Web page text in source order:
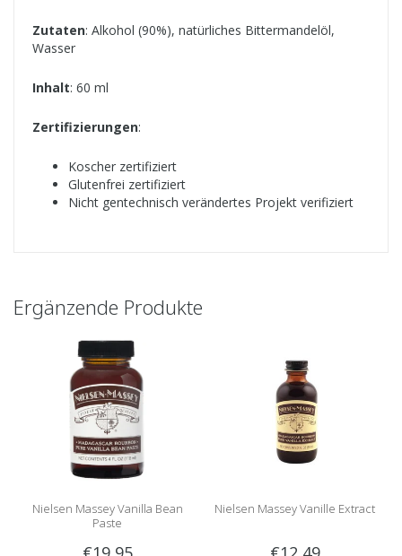
Zutaten: Alkohol (90%), natürliches Bittermandelöl,
Wasser
Inhalt: 60 ml
Zertifizierungen:
Koscher zertifiziert
Glutenfrei zertifiziert
Nicht gentechnisch verändertes Projekt verifiziert
Ergänzende Produkte
Nielsen Massey Vanilla Bean
Paste
Nielsen Massey Vanille Extract